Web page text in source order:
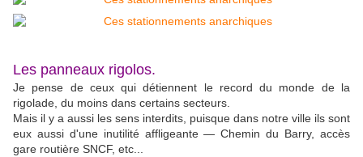
Les panneaux rigolos.
Je pense de ceux qui détiennent le record du monde de la
rigolade, du moins dans certains secteurs.
Mais il y a aussi les sens interdits, puisque dans notre ville ils sont
eux aussi d'une inutilité affligeante — Chemin du Barry, accès
gare routière SNCF, etc...